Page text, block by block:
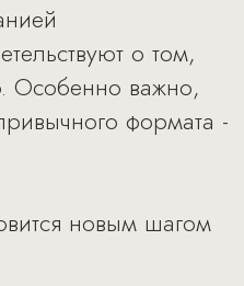
о том,
Особенно важно,
формата -
новым шагом